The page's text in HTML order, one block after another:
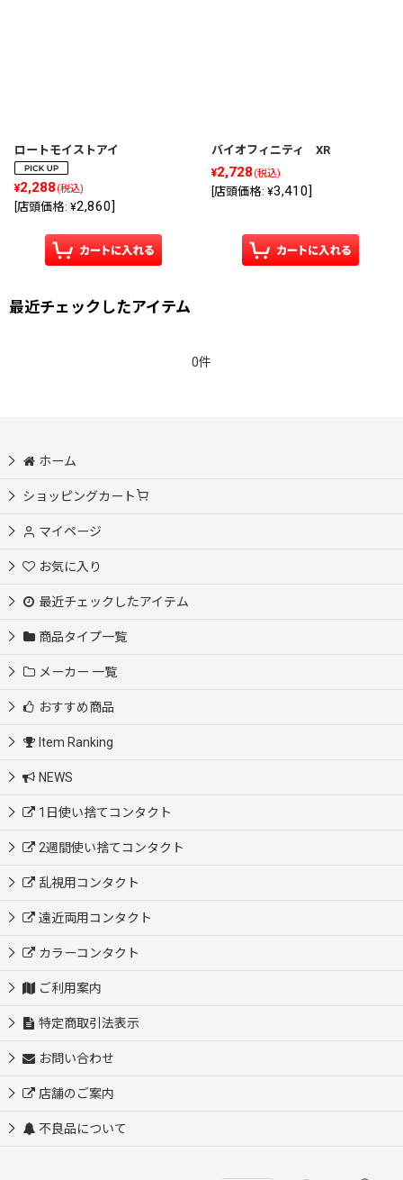
ロートモイストアイ
¥2,288 (税込)
店頭価格: ¥2,860]
バイオフィニティ XR
¥2,728 (税込)
店頭価格: ¥3,410]
最近チェックしたアイテム
0件
ホーム
ショッピングカート
マイページ
お気に入り
最近チェックしたアイテム
商品タイプ一覧
メーカー 一覧
おすすめ商品
Item Ranking
NEWS
1日使い捨てコンタクト
2週間使い捨てコンタクト
乱視用コンタクト
遠近両用コンタクト
カラーコンタクト
ご利用案内
特定商取引法表示
お問い合わせ
店舗のご案内
不良品について